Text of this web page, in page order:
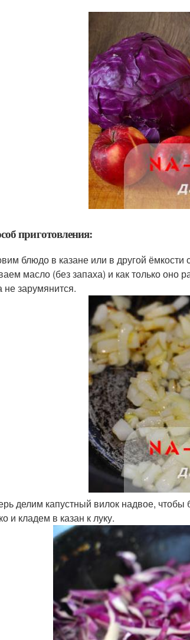
приготовления:
блюдо в казане или в другой
масло (без запаха) и как только оно
не зарумянится.
делим капустный вилок надвое,
и кладем в казан к луку.